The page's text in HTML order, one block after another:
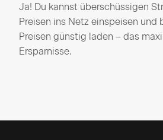
Ja! Du kannst überschüssigen
Preisen ins Netz einspeisen und
Preisen günstig laden – das
Ersparnisse.